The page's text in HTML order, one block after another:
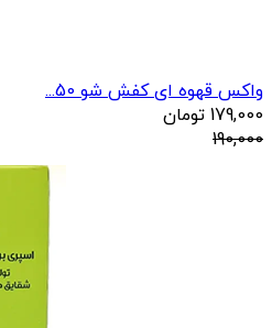
واکس قهوه ای کفش شو 50...
179,000 تومان
190,000